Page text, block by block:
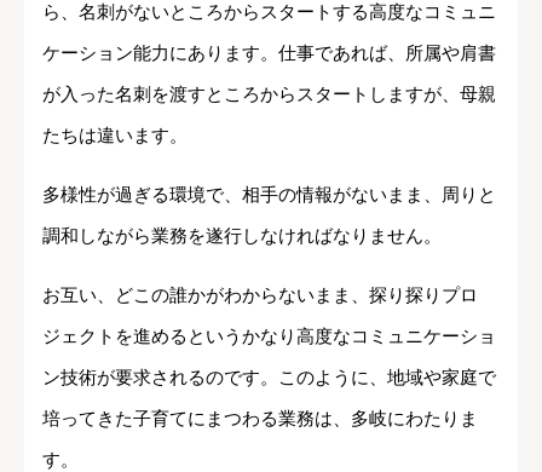
ら、名刺がないところからスタートする高度なコミュニ
ケーション能力にあります。仕事であれば、所属や肩書
が入った名刺を渡すところからスタートしますが、母親
たちは違います。
多様性が過ぎる環境で、相手の情報がないまま、周りと
調和しながら業務を遂行しなければなりません。
お互い、どこの誰かがわからないまま、探り探りプロ
ジェクトを進めるというかなり高度なコミュニケーショ
ン技術が要求されるのです。このように、地域や家庭で
培ってきた子育てにまつわる業務は、多岐にわたりま
す。